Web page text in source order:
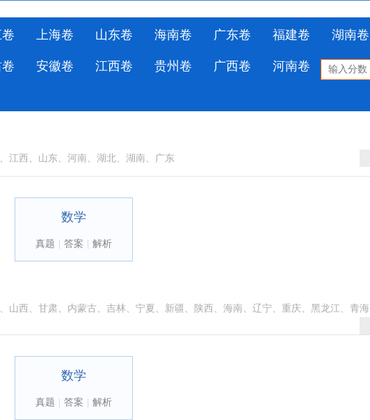
上海卷 山东卷 海南卷 广东卷 福建卷 湖南卷
安徽卷 江西卷 贵州卷 广西卷 河南卷 四川卷
江西、山东、河南、湖北、湖南、广东
数学
真题 答案 解析
山西、甘肃、内蒙古、吉林、宁夏、新疆、陕西、海南、辽宁、重庆、黑龙江、青海
数学
真题 答案 解析